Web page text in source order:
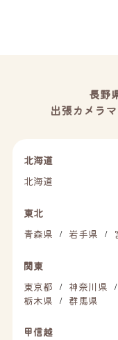
長野
出張カメラ
北海道
北海道
東北
青森県
/ 岩手県 /
関東
東京都
/ 神奈川県 /
栃木県 / 群馬県
甲信越